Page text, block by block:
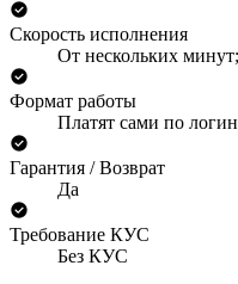
Скорость исполнения
От нескольких
Формат работы
Платят сами по
Гарантия / Возврат
Да
Требование КУС
Без КУС